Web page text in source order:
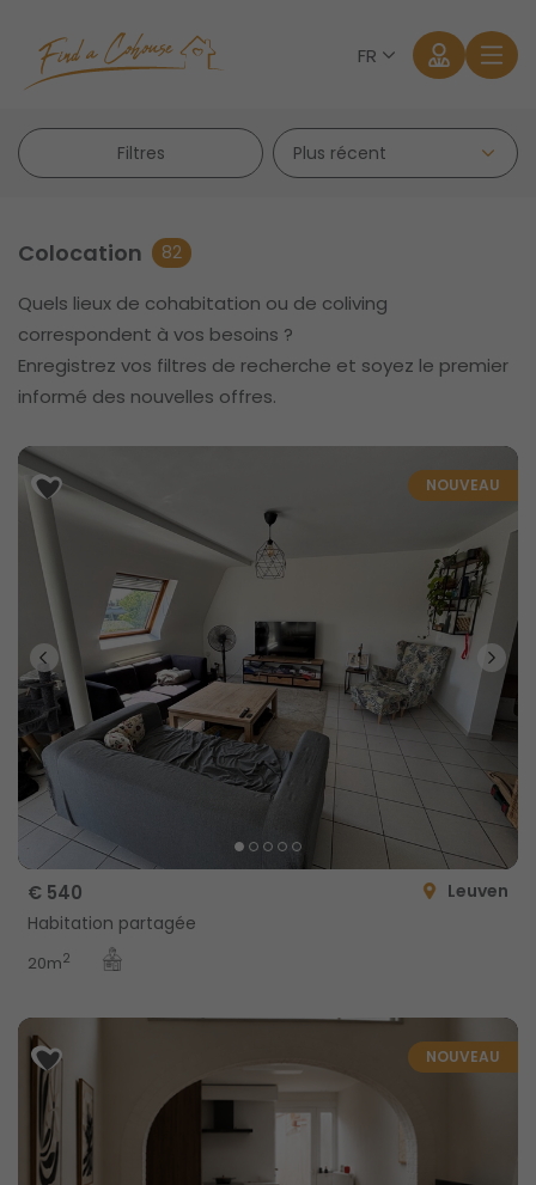
FR
Se connecter
Mot de passe oublié?
Filtres
Colocation 82
Quels lieux de cohabitation ou de coliving
correspondent à vos besoins ?
Enregistrez vos filtres de recherche et soyez le premier
informé des nouvelles offres.
NOUVEAU
€ 540
Leuven
Habitation partagée
20m2
NOUVEAU